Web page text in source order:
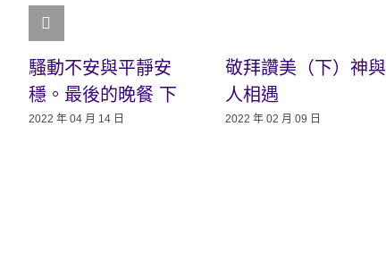
騷動不安與平靜安
穩。最後的晚餐 下
2022 年 04 月 14 日
敬拜讚美（下）神與
人相遇
2022 年 02 月 09 日